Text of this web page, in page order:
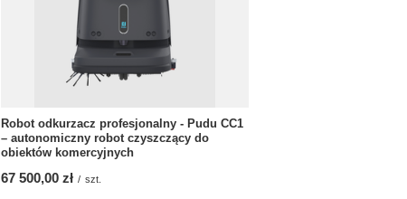
Robot odkurzacz profesjonalny - Pudu CC1
– autonomiczny robot czyszczący do
obiektów komercyjnych
67 500,00 zł / szt.